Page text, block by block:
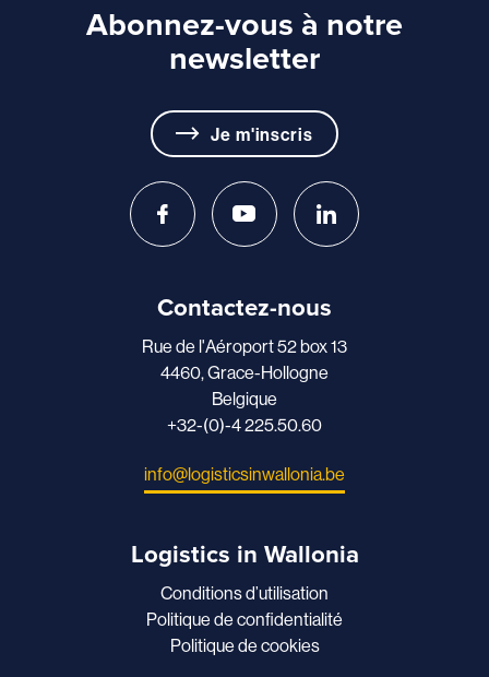
Abonnez-vous à notre
newsletter
Je m'inscris
Contactez-nous
Rue de l'Aéroport 52 box 13
4460, Grace-Hollogne
Belgique
+32-(0)-4 225.50.60
info@logisticsinwallonia.be
Logistics in Wallonia
Conditions d’utilisation
Politique de confidentialité
Politique de cookies